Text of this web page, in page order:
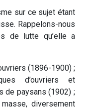
sur ce sujet étant
Rappelons-nous
de lutte qu’elle a
(1896-1900) ;
d’ouvriers et
de paysans (1902) ;
diversement